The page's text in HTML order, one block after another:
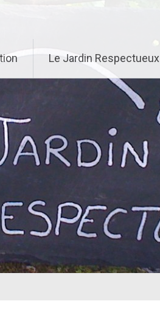
Le Jardin Respectueux